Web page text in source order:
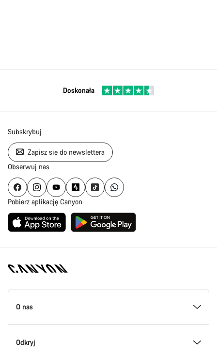
Doskonała
Subskrybuj
Zapisz się do newslettera
Obserwuj nas
Pobierz aplikację Canyon
Stopka
strony
O nas
Poznaj Canyon
Odkryj